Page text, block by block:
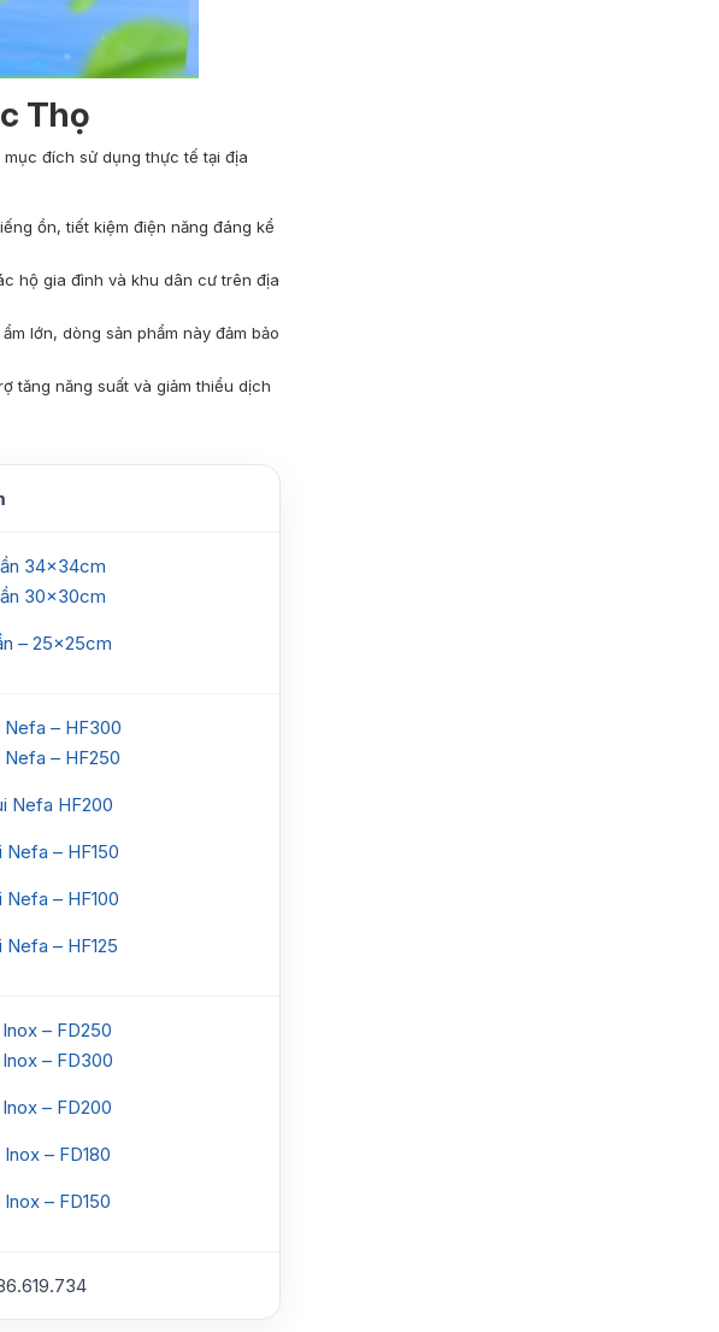
Thọ
đích sử dụng thực tế tại địa
ồn, tiết kiệm điện năng đáng kể
hộ gia đình và khu dân cư trên địa
lớn, dòng sản phẩm này đảm bảo
tăng năng suất và giảm thiểu dịch
34x34cm
30x30cm
– 25x25cm
Nefa – HF300
– HF250
Nefa HF200
– HF150
– HF100
– HF125
– FD250
– FD300
– FD200
– FD180
– FD150